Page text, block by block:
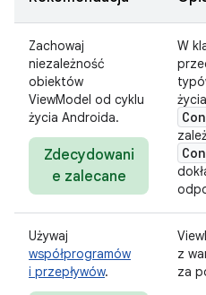
Zachowaj
niezależność
obiektów
ViewModel od cyklu
życia Androida.
Zdecydowani
e zalecane
W
Używaj
współprogramów
i przepływów.
z
za